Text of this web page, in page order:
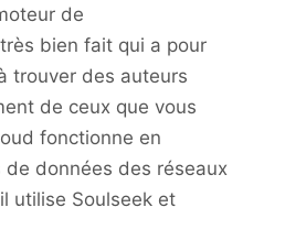
de
bien fait qui a pour
trouver des auteurs
de ceux que vous
fonctionne en
données des réseaux
utilise Soulseek et